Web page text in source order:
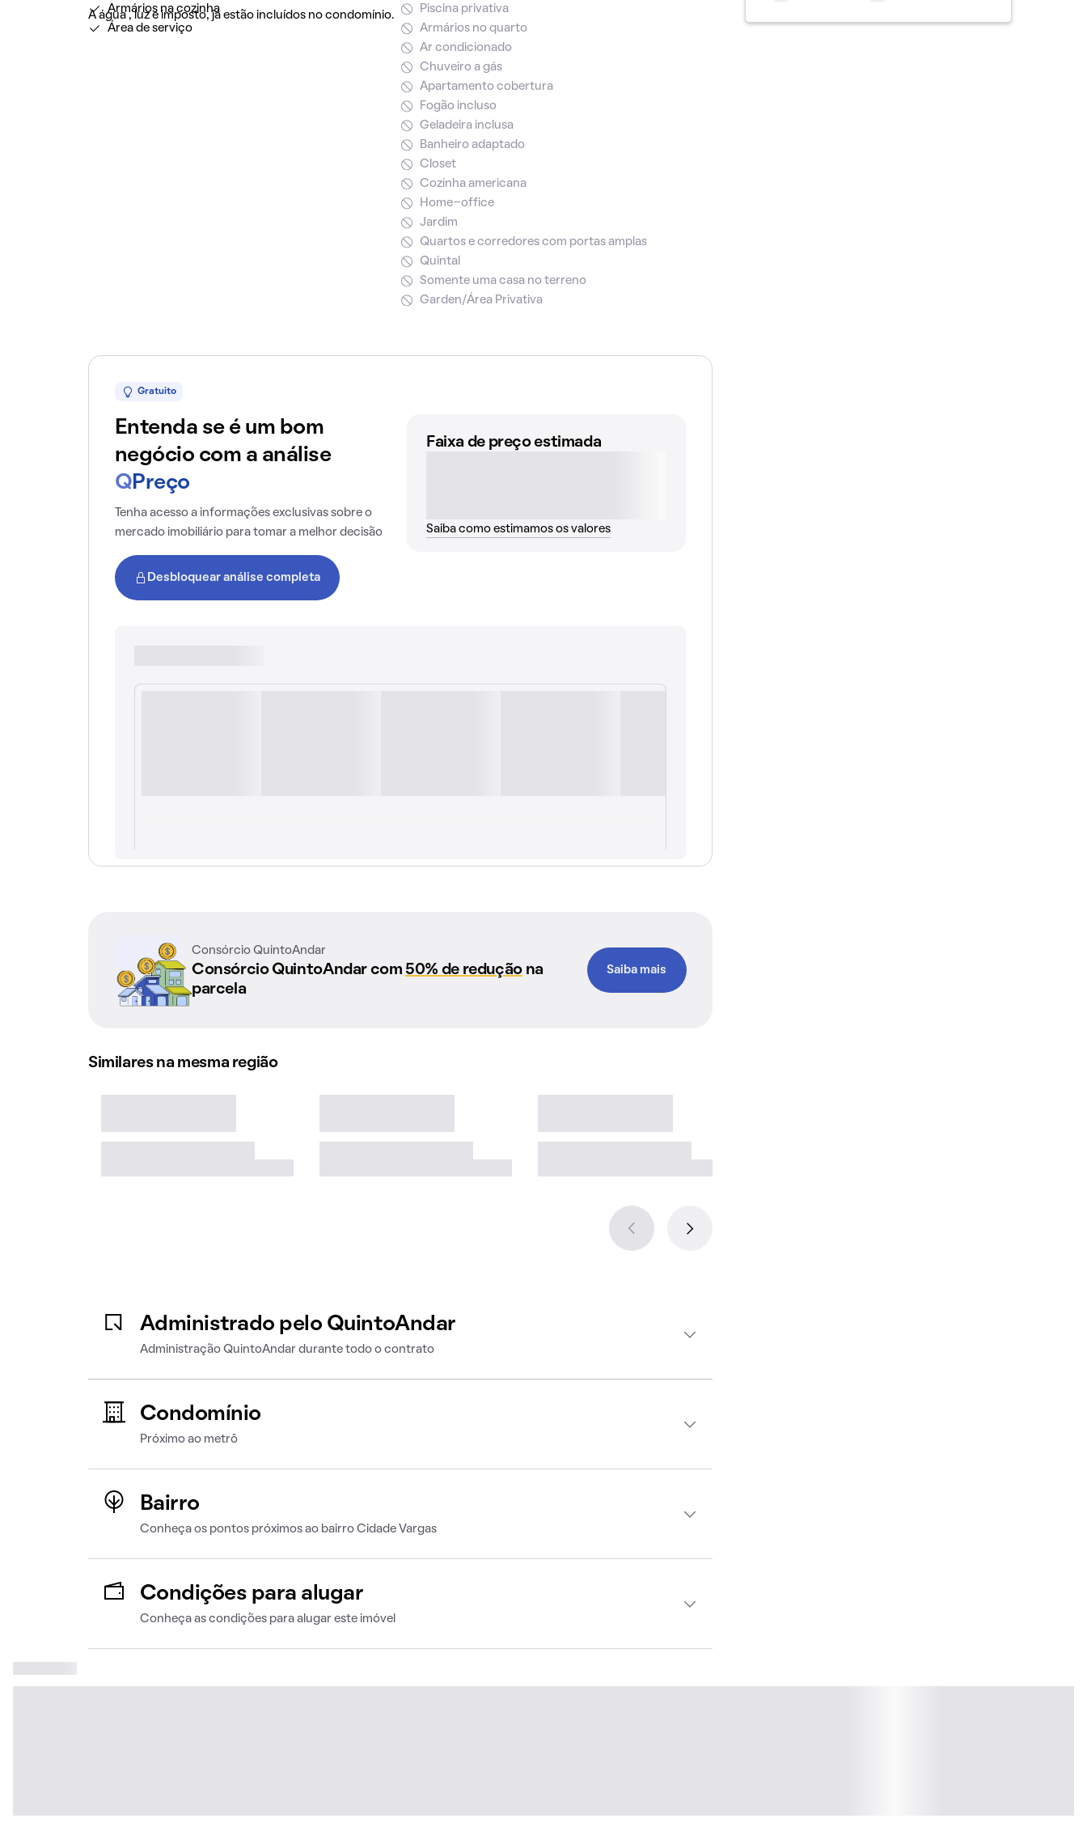
A água , luz e imposto, já estão incluídos no condomínio.
Armários na cozinha
Área de serviço
Piscina privativa
Armários no quarto
Ar condicionado
Chuveiro a gás
Apartamento cobertura
Fogão incluso
Geladeira inclusa
Banheiro adaptado
Closet
Cozinha americana
Home-office
Jardim
Quartos e corredores com portas amplas
Quintal
Somente uma casa no terreno
Garden/Área Privativa
Gratuito
Entenda se é um bom
negócio com a análise
Q Preço
Tenha acesso a informações exclusivas sobre o
mercado imobiliário para tomar a melhor decisão
Desbloquear análise completa
Faixa de preço estimada
Saiba como estimamos os valores
Consórcio QuintoAndar
Consórcio QuintoAndar com 50% de reduçãona
parcela
Saiba mais
Similares na mesma região
Administrado pelo QuintoAndar
Administração QuintoAndar durante todo o contrato
Condomínio
Próximo ao metrô
Bairro
Conheça os pontos próximos ao bairro Cidade Vargas
Condições para alugar
Conheça as condições para alugar este imóvel